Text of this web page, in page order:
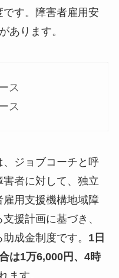
す。障害者雇用安
あります。
ス
ス
、ジョブコーチと呼
者に対して、独立
用支援機構地域障
援計画に基づき、
成金制度です。 1日
は1万6,000円、4時